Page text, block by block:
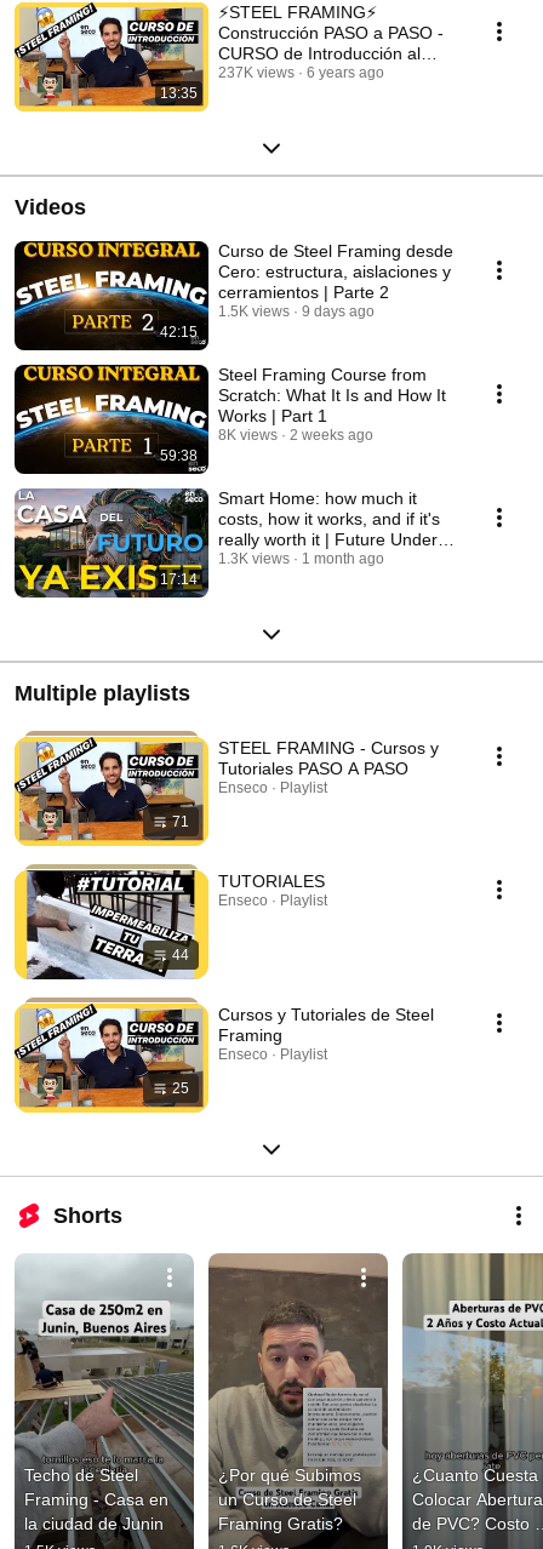
13:35
⚡STEEL FRAMING⚡
Construcción PASO a PASO -
CURSO de Introducción al
sistema👨‍🏫👨‍🎓
237K views 6 years ago
Videos
42:15
Curso de Steel Framing desde
Cero: estructura, aislaciones y
cerramientos | Parte 2
1.5K views 9 days ago
59:38
Steel Framing Course from
Scratch: What It Is and How It
Works | Part 1
8K views 2 weeks ago
17:14
Smart Home: how much it
costs, how it works, and if it's
really worth it | Future Under
Construct...
1.3K views 1 month ago
Multiple playlists
71
STEEL FRAMING - Cursos y
Tutoriales PASO A PASO
Enseco · Playlist
44
TUTORIALES
Enseco · Playlist
25
Cursos y Tutoriales de Steel
Framing
Enseco · Playlist
Shorts
Techo de Steel
Framing - Casa en
la ciudad de Junin
¿Por qué Subimos
un Curso de Steel
Framing Gratis?
¿Cuanto Cuesta
Colocar
de PVC? Costo